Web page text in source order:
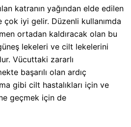
katranın yağından elde edilen
çok iyi gelir. Düzenli kullanımda
ortadan kaldıracak olan bu
lekeleri ve cilt lekelerini
Vücuttaki zararlı
başarılı olan ardıç
gibi cilt hastalıkları için ve
geçmek için de